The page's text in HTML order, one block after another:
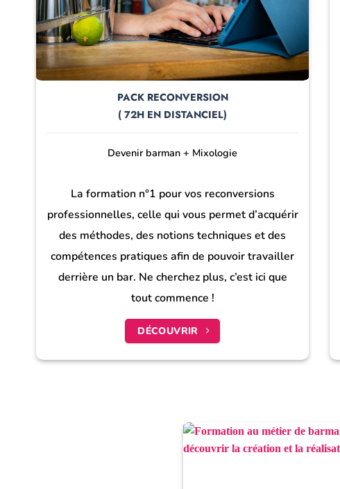
PACK RECONVERSION
( 72H EN DISTANCIEL)
Devenir barman + Mixologie
La formation n°1 pour vos reconversions
professionnelles, celle qui vous permet d’acquérir
des méthodes, des notions techniques et des
compétences pratiquesafin de pouvoir travailler
derrière un bar. Ne cherchez plus, c’est ici que
tout commence !
DÉCOUVRIR